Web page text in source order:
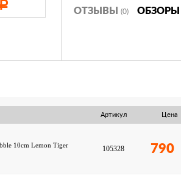
плавниками создающими
ОТЗЫВЫ (0) ОБЗОРЫ
11 600 Р
Артикул Цена
10cm Lemon Tiger
105328 790